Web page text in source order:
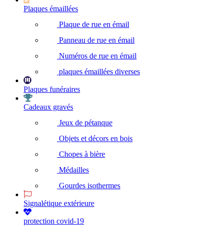
Plaques émaillées
Plaque de rue en émail
Panneau de rue en émail
Numéros de rue en émail
plaques émaillées diverses
Plaques funéraires
Cadeaux gravés
Jeux de pétanque
Objets et décors en bois
Chopes à bière
Médailles
Gourdes isothermes
Signalétique extérieure
protection covid-19